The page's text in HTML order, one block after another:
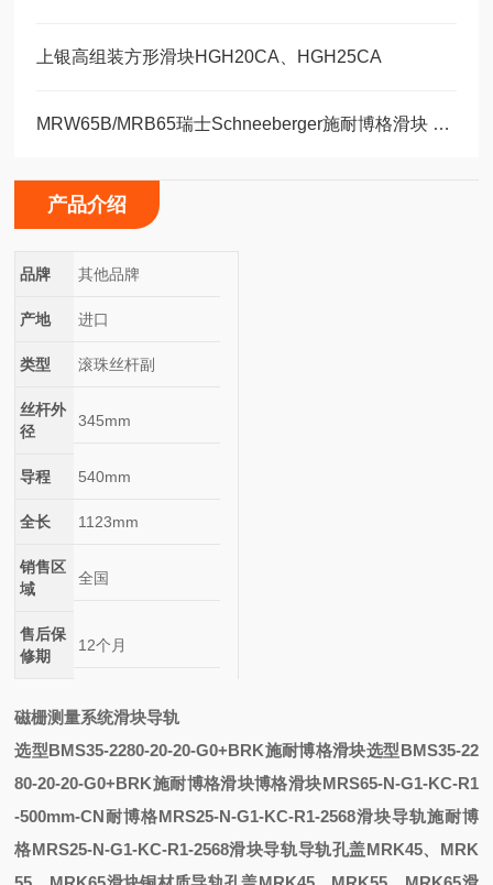
上银高组装方形滑块HGH20CA、HGH25CA
MRW65B/MRB65瑞士Schneeberger施耐博格滑块 导轨
产品介绍
品牌 其他品牌
产地 进口
类型 滚珠丝杆副
丝杆外
径
345mm
导程 540mm
全长 1123mm
销售区
域
全国
售后保
修期
12个月
磁栅测量系统滑块导轨
选型BMS35-2280-20-20-G0+BRK施耐博格滑块选型BMS35-22
80-20-20-G0+BRK施耐博格滑块博格滑块MRS65-N-G1-KC-R1
-500mm-CN耐博格MRS25-N-G1-KC-R1-2568滑块导轨施耐博
格MRS25-N-G1-KC-R1-2568滑块导轨导轨孔盖MRK45、MRK